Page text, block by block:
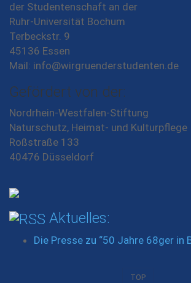
der Studentenschaft an der
Ruhr-Universität Bochum
Terbeckstr. 9
45136 Essen
Mail: info@wirgruenderstudenten.de
Gefördert von der:
Nordrhein-Westfalen-Stiftung
Naturschutz, Heimat- und Kulturpflege
Roßstraße 133
40476 Düsseldorf
Aktuelles:
Die Presse zu “50 Jahre 68ger in
TOP